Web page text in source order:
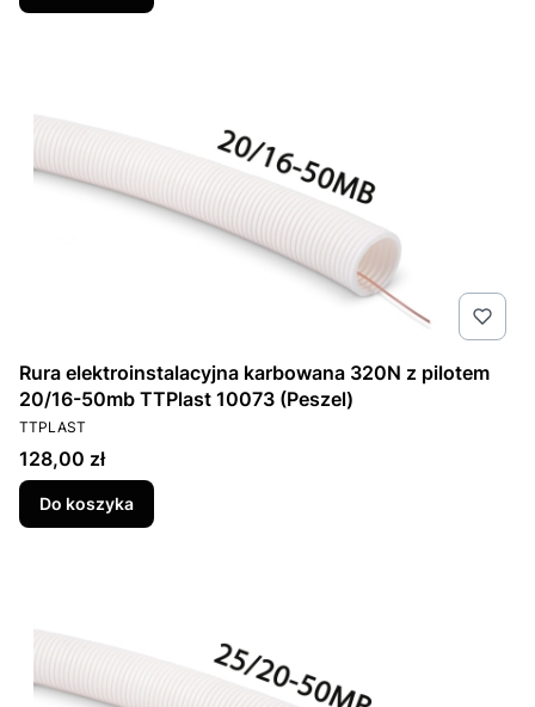
Rura elektroinstalacyjna karbowana 320N z pilotem
20/16-50mb TTPlast 10073 (Peszel)
PRODUCENT
TTPLAST
Cena
128,00 zł
Do koszyka